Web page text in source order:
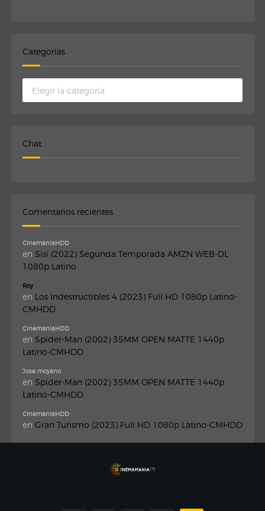
Categorias
Chat
Comentarios recientes
CinemaniaHDD
en Sisi (2022) Segunda Temporada AMZN WEB-DL
1080p Latino
Roy
en Los Indestructibles 4 (2023) Full HD 1080p Latino-
CMHDD
CinemaniaHDD
en Spider-Man (2002) 35MM OPEN MATTE 1440p
Latino-CMHDD
Jose moyano
en Spider-Man (2002) 35MM OPEN MATTE 1440p
Latino-CMHDD
CinemaniaHDD
en Gran Turismo (2023) Full HD 1080p Latino-CMHDD